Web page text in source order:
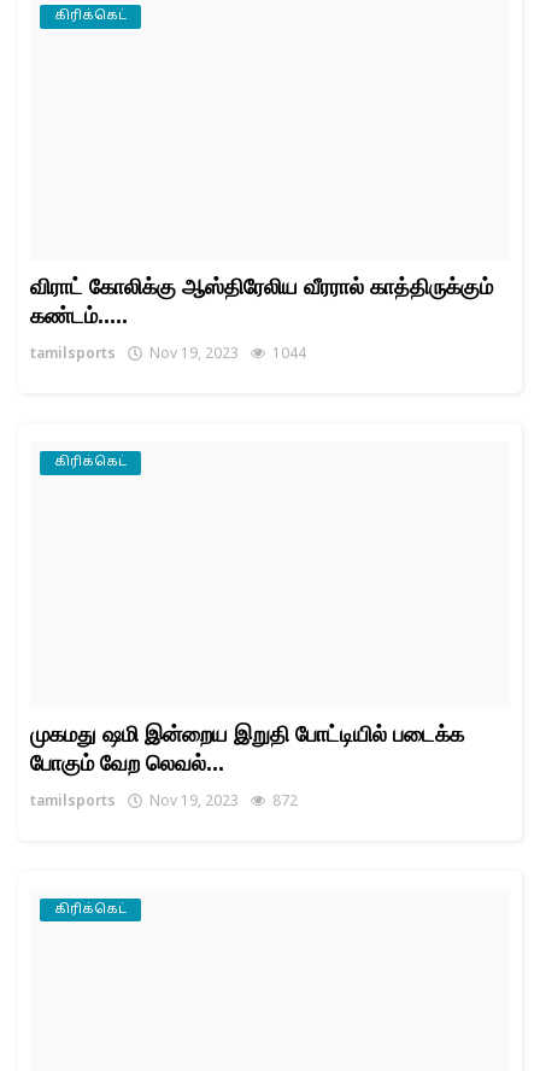
கிரிக்கெட்
விராட் கோலிக்கு ஆஸ்திரேலிய வீரரால் காத்திருக்கும்
கண்டம்.....
tamilsports Nov 19, 2023 1044
கிரிக்கெட்
முகமது ஷமி இன்றைய இறுதி போட்டியில் படைக்க
போகும் வேற லெவல்...
tamilsports Nov 19, 2023 872
கிரிக்கெட்